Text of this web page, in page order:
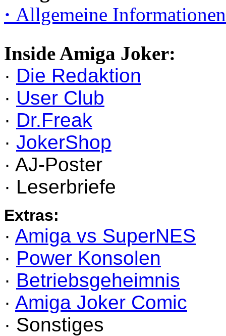
· Allgemeine Informationen
Inside Amiga Joker:
· Die Redaktion
· User Club
· Dr.Freak
· JokerShop
· AJ-Poster
· Leserbriefe
Extras:
· Amiga vs SuperNES
· Power Konsolen
· Betriebsgeheimnis
· Amiga Joker Comic
· Sonstiges